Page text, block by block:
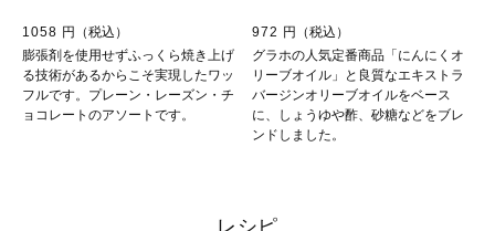
1058 円（税込）
膨張剤を使用せずふっくら焼き上げ
る技術があるからこそ実現したワッ
フルです。プレーン・レーズン・チ
ョコレートのアソートです。
972 円（税込）
グラホの人気定番商品「にんにくオ
リーブオイル」と良質なエキストラ
バージンオリーブオイルをベース
に、しょうゆや酢、砂糖などをブレ
ンドしました。